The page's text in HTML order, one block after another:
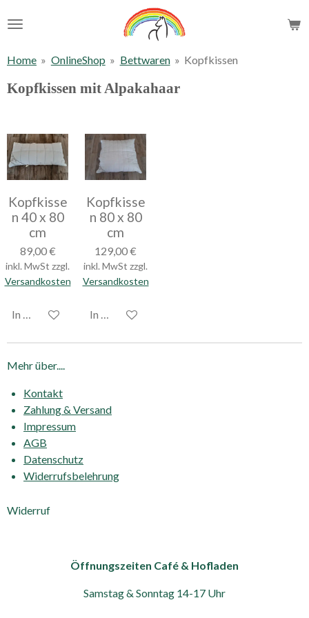
Hauptinhalt
Home » OnlineShop » Bettwaren » Kopfkissen
Kopfkissen mit Alpakahaar
Kopfkisse
n 40 x 80
cm
89,00 €
inkl. MwSt zzgl.
Versandkosten
In den Warenkorb
Kopfkisse
n 80 x 80
cm
129,00 €
inkl. MwSt zzgl.
Versandkosten
In den Warenkorb
Mehr über....
Kontakt
Zahlung & Versand
Impressum
AGB
Datenschutz
Widerrufsbelehrung
Widerruf
Öffnungszeiten Café & Hofladen
Samstag & Sonntag 14-17 Uhr